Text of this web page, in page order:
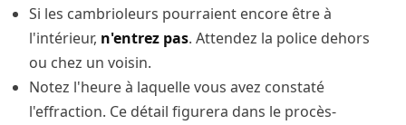
Si les cambrioleurs pourraient encore être à
l'intérieur, n'entrez pas. Attendez la police dehors
ou chez un voisin.
Notez l'heure à laquelle vous avez constaté
l'effraction. Ce détail figurera dans le procès-